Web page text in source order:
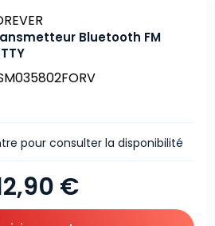
Bluetooth FM
€
pour consulter la disponibilité